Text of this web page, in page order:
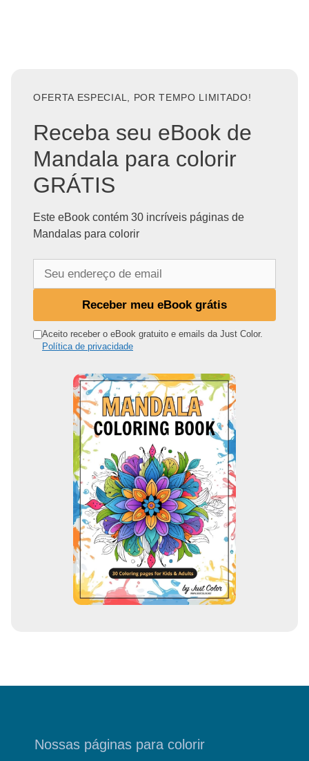
OFERTA ESPECIAL, POR TEMPO LIMITADO!
Receba seu eBook de
Mandala para colorir
GRÁTIS
Este eBook contém 30 incríveis páginas de
Mandalas para colorir
n
Receber meu eBook grátis
Aceito receber o eBook gratuito e emails da Just Color.
Política de privacidade
Nossas páginas para colorir